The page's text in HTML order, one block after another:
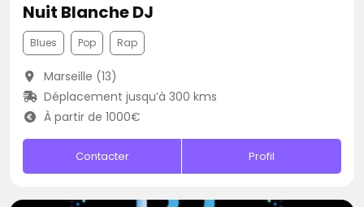
Nuit Blanche DJ
Blues Pop Rap
Marseille (13)
Déplacement jusqu’à 300 kms
À partir de 1000€
Contacter Profil